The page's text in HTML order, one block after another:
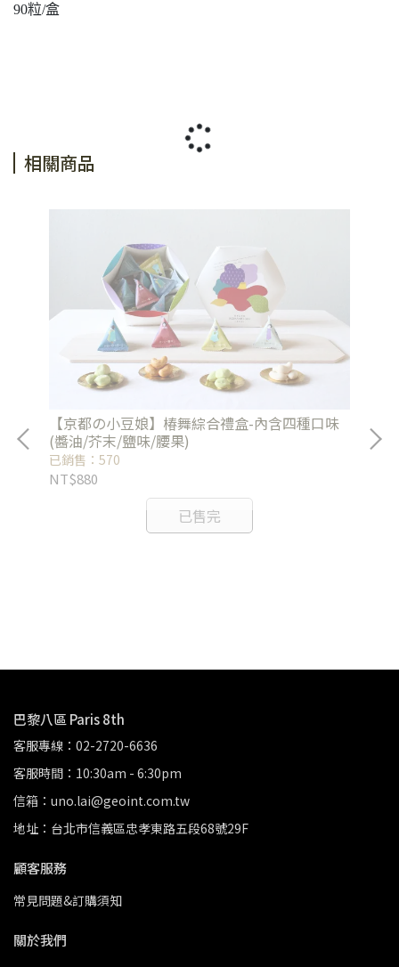
90粒/盒
相關商品
【京都の小豆娘】椿舞綜合禮盒-內含四種口味
(醬油/芥末/鹽味/腰果)
已銷售：570
NT$880
已售完
巴黎八區 Paris 8th
客服專線：02-2720-6636
客服時間：10:30am - 6:30pm
信箱：uno.lai@geoint.com.tw
地址：台北市信義區忠孝東路五段68號29F
顧客服務
常見問題&訂購須知
關於我們